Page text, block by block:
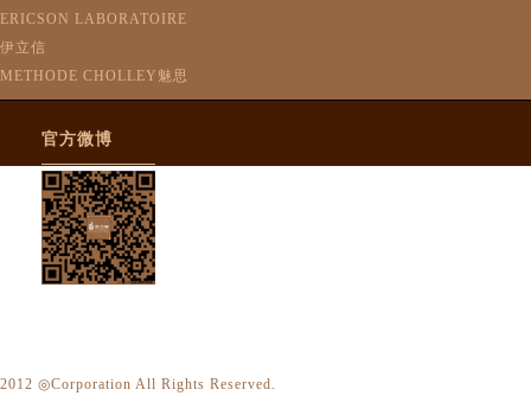
ERICSON LABORATOIRE
伊立信
METHODE CHOLLEY魅思
官方微博
2012 ◎Corporation All Rights Reserved.